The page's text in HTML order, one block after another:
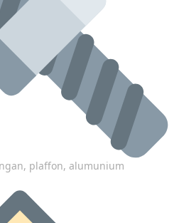
plaffon, alumunium